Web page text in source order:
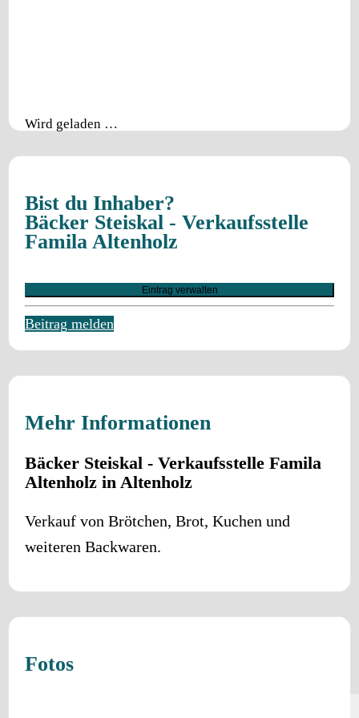
Wird geladen …
Bist du Inhaber?
Bäcker Steiskal - Verkaufsstelle
Famila Altenholz
Eintrag verwalten
Beitrag melden
Mehr Informationen
Bäcker Steiskal - Verkaufsstelle Famila
Altenholz in Altenholz
Verkauf von Brötchen, Brot, Kuchen und
weiteren Backwaren.
Fotos